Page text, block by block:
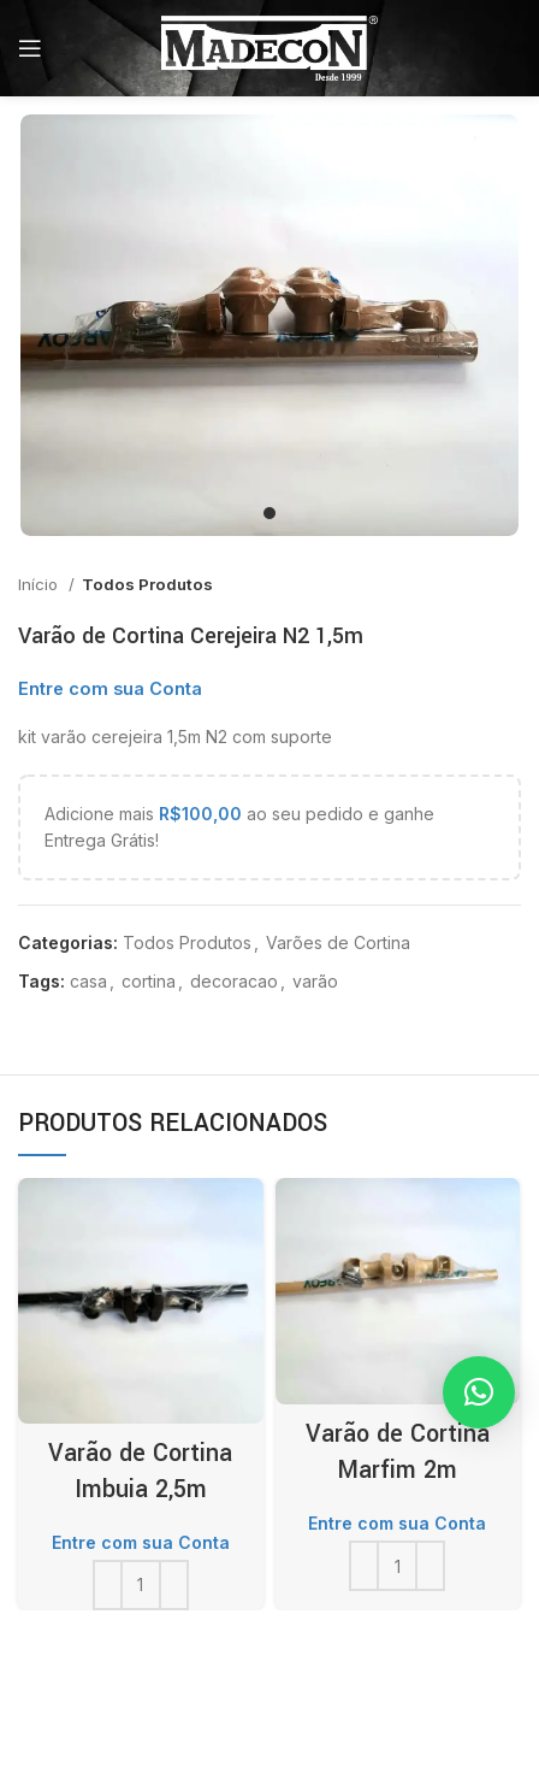
Início Todos Produtos
Varão de Cortina Cerejeira N2 1,5m
Entre com sua Conta
kit varão cerejeira 1,5m N2 com suporte
Adicione mais R$100,00 ao seu pedido e ganhe
Entrega Grátis!
Categorias: Todos Produtos
Varões de Cortina
Tags: casa cortina decoracao varão
PRODUTOS RELACIONADOS
Varão de Cortina
Imbuia 2,5m
Entre com sua Conta
Varão de Cortina
Marfim 2m
Entre com sua Conta